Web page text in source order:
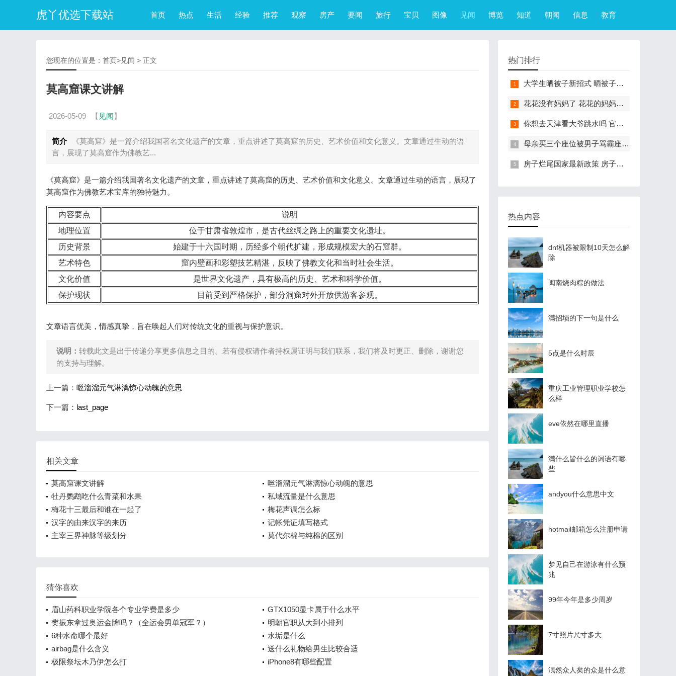
虎丫优选下载站 首页 热点 生活 经验 推荐 观察 房产 要闻 旅行 宝贝 图像 见闻 博览 知道 朝闻 信息 教育
您现在的位置是： 首页>见闻 > 正文
莫高窟课文讲解
2026-05-09 【 见闻】
简介
《莫高窟》是一篇介绍我国著名文化遗产的文章，重点讲述了莫高窟的历史、艺术价值和文化意义。文章通过生动的语
言，展现了莫高窟作为佛教艺...
《莫高窟》是一篇介绍我国著名文化遗产的文章，重点讲述了莫高窟的历史、艺术价值和文化意义。文章通过生动的语言，展现了
莫高窟作为佛教艺术宝库的独特魅力。
内容要点
说明
地理位置
位于甘肃省敦煌市，是古代丝绸之路上的重要文化遗址。
历史背景
始建于十六国时期，历经多个朝代扩建，形成规模宏大的石窟群。
艺术特色
窟内壁画和彩塑技艺精湛，反映了佛教文化和当时社会生活。
文化价值
是世界文化遗产，具有极高的历史、艺术和科学价值。
保护现状
目前受到严格保护，部分洞窟对外开放供游客参观。
文章语言优美，情感真挚，旨在唤起人们对传统文化的重视与保护意识。
说明： 转载此文是出于传递分享更多信息之目的。若有侵权请作者持权属证明与我们联系，我们将及时更正、删除，谢谢您
的支持与理解。
上一篇： 咝溜溜元气淋漓惊心动魄的意思
下一篇： last_page
相关文章
莫高窟课文讲解
咝溜溜元气淋漓惊心动魄的意思
牡丹鹦鹉吃什么青菜和水果
私域流量是什么意思
梅花十三最后和谁在一起了
梅花声调怎么标
汉字的由来汉字的来历
记帐凭证填写格式
主宰三界神脉等级划分
莫代尔棉与纯棉的区别
猜你喜欢
眉山药科职业学院各个专业学费是多少
GTX1050显卡属于什么水平
樊振东拿过奥运金牌吗？（全运会男单冠军？）
明朝官职从大到小排列
6种水命哪个最好
水垢是什么
airbag是什么含义
送什么礼物给男生比较合适
极限祭坛木乃伊怎么打
iPhone8有哪些配置
热门排行
大学生晒被子新招式 晒被子新花样实在太机智
花花没有妈妈了 花花的妈妈是哪只大熊猫
你想去天津看大爷跳水吗 官方回应天津大爷跳水成打卡点
母亲买三个座位被男子骂霸座 女子买3个座位被无座大爷骂哭怎么回事
房子烂尾国家最新政策 房子烂尾了该找哪个部门解决?
热点内容
dnf机器被限制10天怎么解
除
闽南烧肉粽的做法
满招埙的下一句是什么
5点是什么时辰
重庆工业管理职业学校怎
么样
eve依然在哪里直播
满什么皆什么的词语有哪
些
andyou什么意思中文
hotmail邮箱怎么注册申请
梦见自己在游泳有什么预
兆
99年今年是多少周岁
7寸照片尺寸多大
泯然众人矣的众是什么意